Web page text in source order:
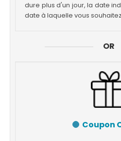
dure plus d'un jour, la date
date à laquelle vous
OR
Coupon